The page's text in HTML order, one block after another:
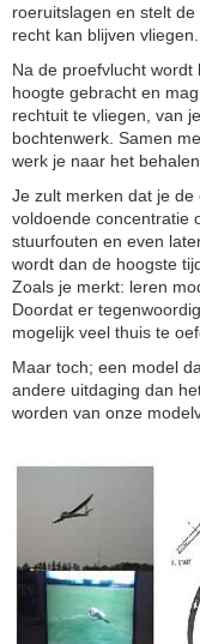
roeruitslagen en stelt
recht kan blijven vliegen.
Na de proefvlucht
hoogte gebracht en
rechtuit te vliegen, van
bochtenwerk. Samen
werk je naar het
Je zult merken dat je
voldoende concentratie
stuurfouten en even
wordt dan de hoogste
Zoals je merkt: leren
Doordat er
mogelijk veel thuis te
Maar toch; een model
andere uitdaging dan
worden van onze